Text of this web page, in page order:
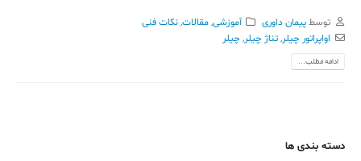
توسطپیمان داوری آموزشی,مقالات,نکات فنی
اواپراتور چیلر,تناژ چیلر,چیلر
ادامه مطلب...
دسته بندی ها